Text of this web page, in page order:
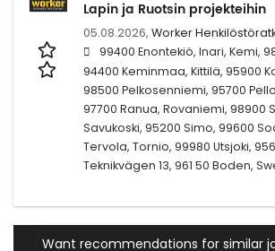
Lapin ja Ruotsin projekteihin
05.08.2026, Worker
99400 Enontekiö, Inari, Kemi,
94400 Keminmaa, Kittilä, 95900
98500 Pelkosenniemi, 95700
97700 Ranua, Rovaniemi, 98900
Savukoski, 95200 Simo, 99600
Tervola, Tornio, 99980 Utsjoki,
Teknikvägen 13, 961 50 Boden,
Want recommendations for similar